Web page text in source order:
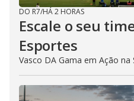
DO R7/HÁ 2 HORAS
Escale o seu
Esportes
Vasco DA Gama em Ação na